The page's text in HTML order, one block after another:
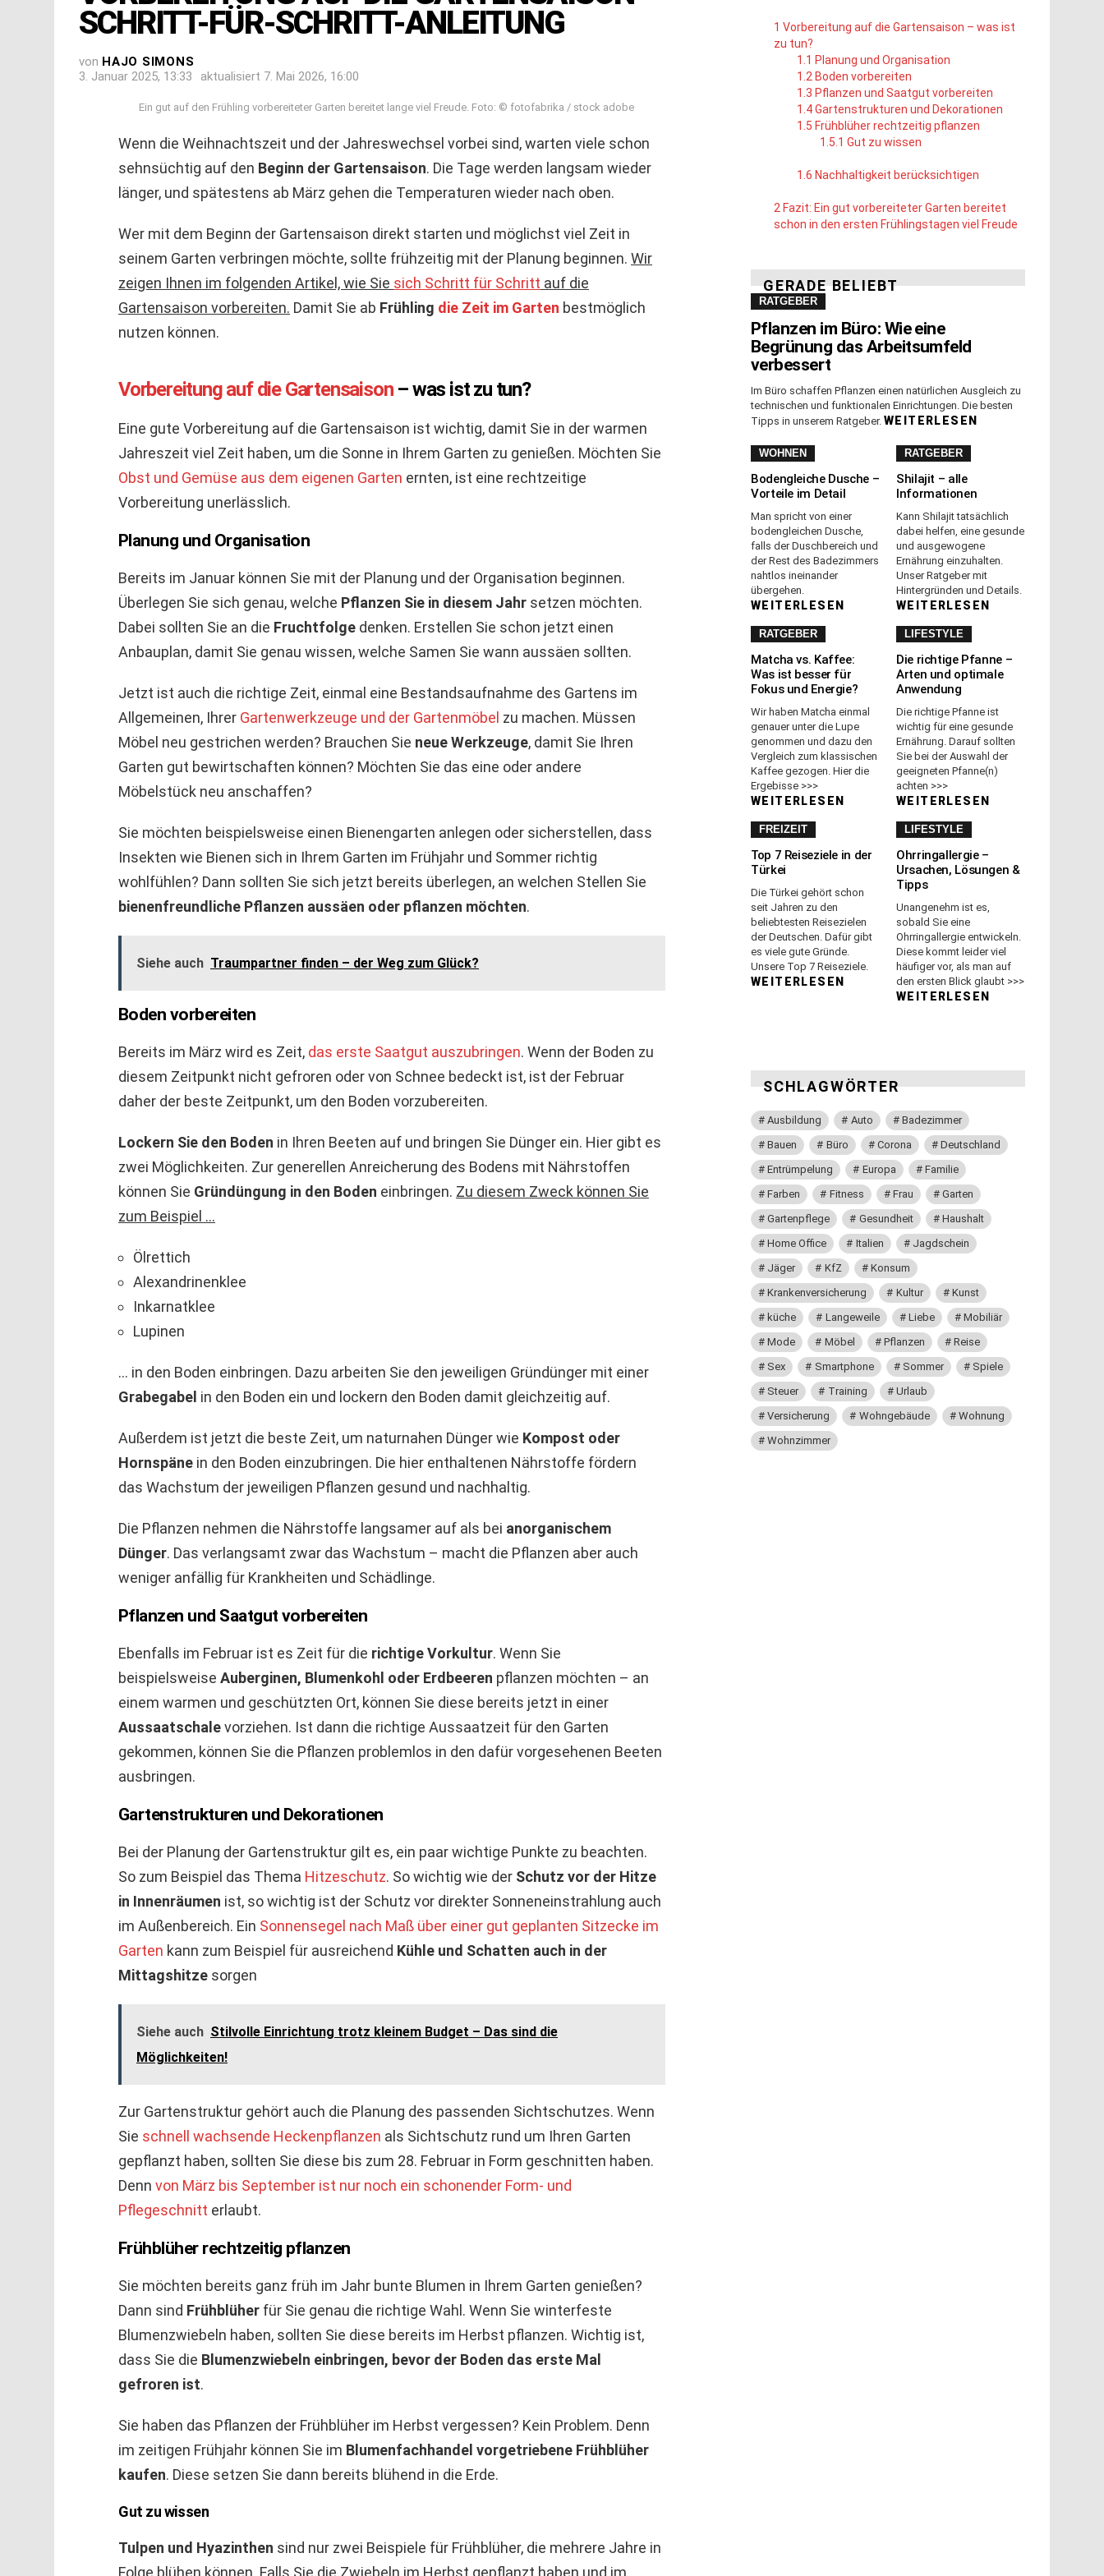
SCHRITT-FÜR-SCHRITT-ANLEITUNG
von HAJO SIMONS
3. Januar 2025, 13:33
aktualisiert 7. Mai 2026, 16:00
Ein gut auf den Frühling vorbereiteter Garten bereitet lange viel Freude. Foto: © fotofabrika / stock adobe
Wenn die Weihnachtszeit und der Jahreswechsel vorbei sind, warten viele schon
sehnsüchtig auf den Beginn der Gartensaison. Die Tage werden langsam wieder
länger, und spätestens ab März gehen die Temperaturen wieder nach oben.
Wer mit dem Beginn der Gartensaison direkt starten und möglichst viel Zeit in
seinem Garten verbringen möchte, sollte frühzeitig mit der Planung beginnen. Wir
zeigen Ihnen im folgenden Artikel, wie Sie sich Schritt für Schritt auf die
Gartensaison vorbereiten. Damit Sie ab Frühling die Zeit im Garten bestmöglich
nutzen können.
Vorbereitung auf die Gartensaison– was ist zu tun?
Eine gute Vorbereitung auf die Gartensaison ist wichtig, damit Sie in der warmen
Jahreszeit viel Zeit haben, um die Sonne in Ihrem Garten zu genießen. Möchten Sie
Obst und Gemüse aus dem eigenen Garten ernten, ist eine rechtzeitige
Vorbereitung unerlässlich.
Planung und Organisation
Bereits im Januar können Sie mit der Planung und der Organisation beginnen.
Überlegen Sie sich genau, welche Pflanzen Sie in diesem Jahr setzen möchten.
Dabei sollten Sie an die Fruchtfolge denken. Erstellen Sie schon jetzt einen
Anbauplan, damit Sie genau wissen, welche Samen Sie wann aussäen sollten.
Jetzt ist auch die richtige Zeit, einmal eine Bestandsaufnahme des Gartens im
Allgemeinen, Ihrer Gartenwerkzeuge und der Gartenmöbel zu machen. Müssen
Möbel neu gestrichen werden? Brauchen Sie neue Werkzeuge, damit Sie Ihren
Garten gut bewirtschaften können? Möchten Sie das eine oder andere
Möbelstück neu anschaffen?
Sie möchten beispielsweise einen Bienengarten anlegen oder sicherstellen, dass
Insekten wie Bienen sich in Ihrem Garten im Frühjahr und Sommer richtig
wohlfühlen? Dann sollten Sie sich jetzt bereits überlegen, an welchen Stellen Sie
bienenfreundliche Pflanzen aussäen oder pflanzen möchten.
Siehe auch Traumpartner finden – der Weg zum Glück?
Boden vorbereiten
Bereits im März wird es Zeit, das erste Saatgut auszubringen. Wenn der Boden zu
diesem Zeitpunkt nicht gefroren oder von Schnee bedeckt ist, ist der Februar
daher der beste Zeitpunkt, um den Boden vorzubereiten.
Lockern Sie den Boden in Ihren Beeten auf und bringen Sie Dünger ein. Hier gibt es
zwei Möglichkeiten. Zur generellen Anreicherung des Bodens mit Nährstoffen
können Sie Gründüngung in den Boden einbringen. Zu diesem Zweck können Sie
zum Beispiel …
Ölrettich
Alexandrinenklee
Inkarnatklee
Lupinen
… in den Boden einbringen. Dazu arbeiten Sie den jeweiligen Gründünger mit einer
Grabegabel in den Boden ein und lockern den Boden damit gleichzeitig auf.
Außerdem ist jetzt die beste Zeit, um naturnahen Dünger wie Kompost oder
Hornspäne in den Boden einzubringen. Die hier enthaltenen Nährstoffe fördern
das Wachstum der jeweiligen Pflanzen gesund und nachhaltig.
Die Pflanzen nehmen die Nährstoffe langsamer auf als bei anorganischem
Dünger. Das verlangsamt zwar das Wachstum – macht die Pflanzen aber auch
weniger anfällig für Krankheiten und Schädlinge.
Pflanzen und Saatgut vorbereiten
Ebenfalls im Februar ist es Zeit für die richtige Vorkultur. Wenn Sie
beispielsweise Auberginen, Blumenkohl oder Erdbeeren pflanzen möchten – an
einem warmen und geschützten Ort, können Sie diese bereits jetzt in einer
Aussaatschalevorziehen. Ist dann die richtige Aussaatzeit für den Garten
gekommen, können Sie die Pflanzen problemlos in den dafür vorgesehenen Beeten
ausbringen.
Gartenstrukturen und Dekorationen
Bei der Planung der Gartenstruktur gilt es, ein paar wichtige Punkte zu beachten.
So zum Beispiel das Thema Hitzeschutz. So wichtig wie der Schutz vor der Hitze
in Innenräumen ist, so wichtig ist der Schutz vor direkter Sonneneinstrahlung auch
im Außenbereich. Ein Sonnensegel nach Maß über einer gut geplanten Sitzecke im
Garten kann zum Beispiel für ausreichend Kühle und Schatten auch in der
Mittagshitze sorgen
Siehe auch Stilvolle Einrichtung trotz kleinem Budget – Das sind die
Möglichkeiten!
Zur Gartenstruktur gehört auch die Planung des passenden Sichtschutzes. Wenn
Sie schnell wachsende Heckenpflanzen als Sichtschutz rund um Ihren Garten
gepflanzt haben, sollten Sie diese bis zum 28. Februar in Form geschnitten haben.
Denn von März bis September ist nur noch ein schonender Form- und
Pflegeschnitt erlaubt.
Frühblüher rechtzeitig pflanzen
Sie möchten bereits ganz früh im Jahr bunte Blumen in Ihrem Garten genießen?
Dann sind Frühblüher für Sie genau die richtige Wahl. Wenn Sie winterfeste
Blumenzwiebeln haben, sollten Sie diese bereits im Herbst pflanzen. Wichtig ist,
dass Sie die Blumenzwiebeln einbringen, bevor der Boden das erste Mal
gefroren ist.
Sie haben das Pflanzen der Frühblüher im Herbst vergessen? Kein Problem. Denn
im zeitigen Frühjahr können Sie im Blumenfachhandel vorgetriebene Frühblüher
kaufen. Diese setzen Sie dann bereits blühend in die Erde.
Gut zu wissen
Tulpen und Hyazinthen sind nur zwei Beispiele für Frühblüher, die mehrere Jahre in
Folge blühen können. Falls Sie die Zwiebeln im Herbst gepflanzt haben und im
1 Vorbereitung auf die Gartensaison – was ist
zu tun?
1.1 Planung und Organisation
1.2 Boden vorbereiten
1.3 Pflanzen und Saatgut vorbereiten
1.4Gartenstrukturen und Dekorationen
1.5 Frühblüher rechtzeitig pflanzen
1.5.1 Gut zu wissen
1.6 Nachhaltigkeit berücksichtigen
2 Fazit: Ein gut vorbereiteter Garten bereitet
schon in den ersten Frühlingstagen viel Freude
GERADE BELIEBT
RATGEBER
Pflanzen im Büro: Wie eine
Begrünung das Arbeitsumfeld
verbessert
Im Büro schaffen Pflanzen einen natürlichen Ausgleich zu
technischen und funktionalen Einrichtungen. Die besten
Tipps in unserem Ratgeber. WEITERLESEN
WOHNEN
Bodengleiche Dusche –
Vorteile im Detail
Man spricht von einer
bodengleichen Dusche,
falls der Duschbereich und
der Rest des Badezimmers
nahtlos ineinander
übergehen.
WEITERLESEN
RATGEBER
Shilajit – alle
Informationen
Kann Shilajit tatsächlich
dabei helfen, eine gesunde
und ausgewogene
Ernährung einzuhalten.
Unser Ratgeber mit
Hintergründen und Details.
WEITERLESEN
RATGEBER
Matcha vs. Kaffee:
Was ist besser für
Fokus und Energie?
Wir haben Matcha einmal
genauer unter die Lupe
genommen und dazu den
Vergleich zum klassischen
Kaffee gezogen. Hier die
Ergebisse >>>
WEITERLESEN
LIFESTYLE
Die richtige Pfanne –
Arten und optimale
Anwendung
Die richtige Pfanne ist
wichtig für eine gesunde
Ernährung. Darauf sollten
Sie bei der Auswahl der
geeigneten Pfanne(n)
achten >>>
WEITERLESEN
FREIZEIT
Top 7 Reiseziele in der
Türkei
Die Türkei gehört schon
seit Jahren zu den
beliebtesten Reisezielen
der Deutschen. Dafür gibt
es viele gute Gründe.
Unsere Top 7 Reiseziele.
WEITERLESEN
LIFESTYLE
Ohrringallergie –
Ursachen, Lösungen &
Tipps
Unangenehm ist es,
sobald Sie eine
Ohrringallergie entwickeln.
Diese kommt leider viel
häufiger vor, als man auf
den ersten Blick glaubt >>>
WEITERLESEN
SCHLAGWÖRTER
Ausbildung Auto
Badezimmer
Bauen
Büro Corona
Deutschland
Entrümpelung
Europa
Familie
Farben
Fitness Frau
Garten
Gartenpflege
Gesundheit
Haushalt
Home Office
Italien
Jagdschein
Jäger
KfZ
Konsum
Krankenversicherung
Kultur
Kunst
küche
Langeweile Liebe
Mobiliär
Mode
Möbel Pflanzen
Reise
Sex
Smartphone Sommer
Spiele
Steuer
Training
Urlaub
Versicherung
Wohngebäude
Wohnung
Wohnzimmer